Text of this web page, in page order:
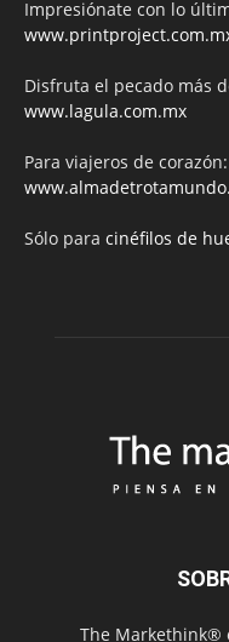
Impresiónate con lo
Disfruta el pecado más
www.lagula.com.mx
Para viajeros de corazón:
Sólo para cinéfilos de
The Markethink®